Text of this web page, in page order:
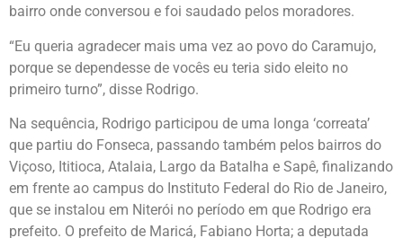
bairro onde conversou e foi saudado pelos moradores.
“Eu queria agradecer mais uma vez ao povo do Caramujo,
porque se dependesse de vocês eu teria sido eleito no
primeiro turno”, disse Rodrigo.
Na sequência, Rodrigo participou de uma longa ‘correata’
que partiu do Fonseca, passando também pelos bairros do
Viçoso, Ititioca, Atalaia, Largo da Batalha e Sapê, finalizando
em frente ao campus do Instituto Federal do Rio de Janeiro,
que se instalou em Niterói no período em que Rodrigo era
prefeito. O prefeito de Maricá, Fabiano Horta; a deputada